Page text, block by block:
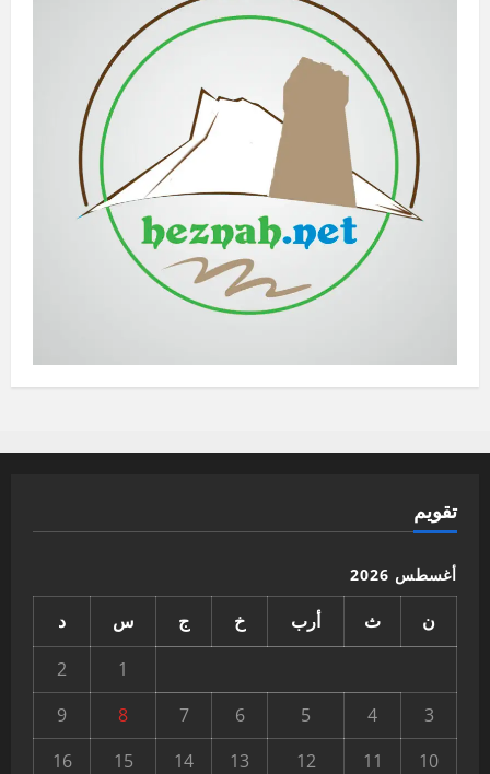
تقويم
أغسطس 2026
ن ث أرب خ ج س
د
1
2
3
4
5
6
7
8
9
10
11
12
13
14
15
16